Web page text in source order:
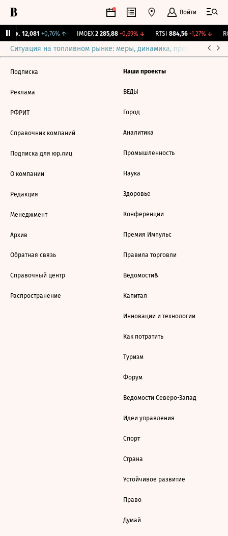
Войти
Бирж. 12,081 +0,76%↑ IMOEX 2 285,88 -0,69%↓ RTSI 884,56 -1,27%↓
Ситуация на топливном рынке: меры, динамика, прогнозы
Подписка
Реклама
РФРИТ
Справочник компаний
Подписка для юр.лиц
О компании
Редакция
Менеджмент
Архив
Обратная связь
Справочный центр
Распространение
Наши проекты
ВЕДЫ
Город
Аналитика
Промышленность
Наука
Здоровье
Конференции
Премия Импульс
Правила торговли
Ведомости&
Капитал
Инновации и технологии
Как потратить
Туризм
Форум
Ведомости Северо-Запад
Идеи управления
Спорт
Страна
Устойчивое развитие
Право
Думай